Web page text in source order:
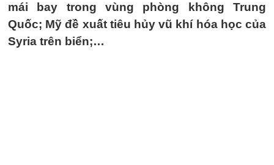
mái bay trong vùng phòng không Trung
Quốc; Mỹ đề xuất tiêu hủy vũ khí hóa học của
Syria trên biển;…